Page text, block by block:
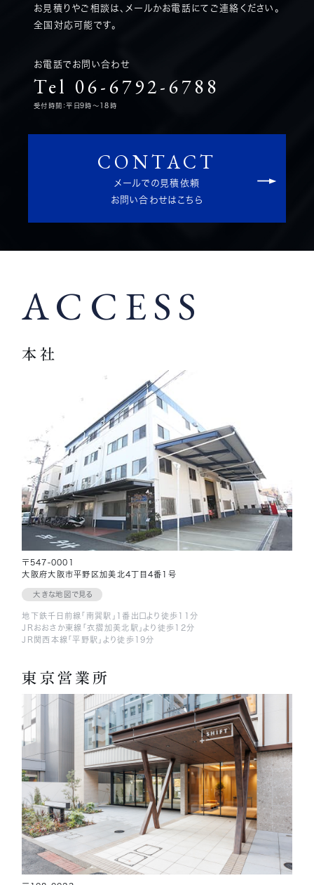
お見積りやご相談は、メールかお電話にてご連絡ください。
全国対応可能です。
お電話でお問い合わせ
Tel 06-6792-6788
受付時間：平日9時～18時
CONTACT
メールでの見積依頼
お問い合わせはこちら
ACCESS
本社
〒547-0001
大阪府大阪市平野区加美北4丁目4番1号
大きな地図で見る
地下鉄千日前線「南巽駅」1番出口より徒歩11分
JRおおさか東線「衣摺加美北駅」より徒歩12分
JR関西本線「平野駅」より徒歩19分
東京営業所